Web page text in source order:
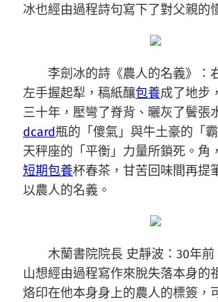
冰也經由過程詩句寫下了對父親的
李劍冰的詩《農人的名義》：
左手握起犁，稿紙釀包養成了地步
三十年，壓彎了脊背、曬灰了鬢張
dcard瓶的「傻氣」與牛土豪的「
天秤座的「平衡」力量所鎖死。角
短期包養杯春茶，甘苦回味間再提
以農人的名義。
木蘭書院院長 史靜波：30年前
山想經由過程寫作來脫失落本身的
烙印在他本身身上的農人的標簽，